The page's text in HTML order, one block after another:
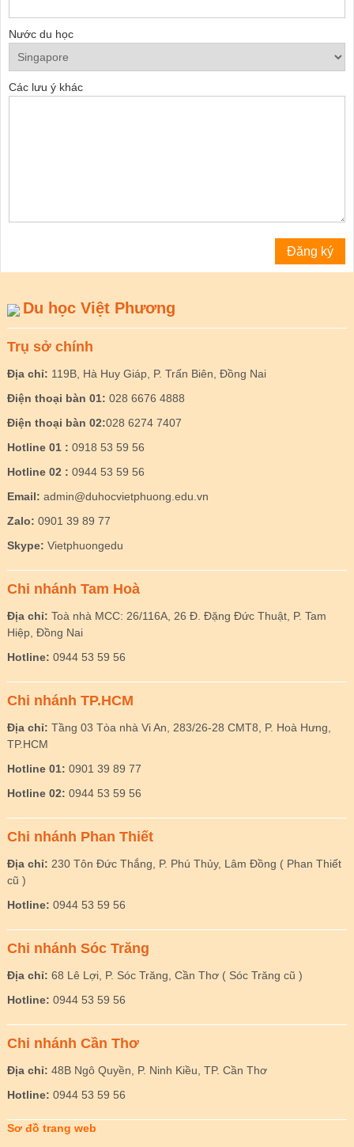
Nước du học
Các lưu ý khác
Du học Việt Phương
Trụ sở chính
Địa chỉ: 119B, Hà Huy Giáp, P. Trấn Biên, Đồng Nai
Điện thoại bàn 01: 028 6676 4888
Điện thoại bàn 02:028 6274 7407
Hotline 01 : 0918 53 59 56
Hotline 02 : 0944 53 59 56
Email: admin@duhocvietphuong.edu.vn
Zalo: 0901 39 89 77
Skype: Vietphuongedu
Chi nhánh Tam Hoà
Địa chỉ: Toà nhà MCC: 26/116A, 26 Đ. Đặng Đức Thuật, P. Tam
Hiệp, Đồng Nai
Hotline: 0944 53 59 56
Chi nhánh TP.HCM
Địa chỉ: Tầng 03 Tòa nhà Vi An, 283/26-28 CMT8, P. Hoà Hưng,
TP.HCM
Hotline 01: 0901 39 89 77
Hotline 02: 0944 53 59 56
Chi nhánh Phan Thiết
Địa chỉ: 230 Tôn Đức Thắng, P. Phú Thủy, Lâm Đồng ( Phan Thiết
cũ )
Hotline: 0944 53 59 56
Chi nhánh Sóc Trăng
Địa chỉ: 68 Lê Lợi, P. Sóc Trăng, Cần Thơ ( Sóc Trăng cũ )
Hotline: 0944 53 59 56
Chi nhánh Cần Thơ
Địa chỉ: 48B Ngô Quyền, P. Ninh Kiều, TP. Cần Thơ
Hotline: 0944 53 59 56
Sơ đồ trang web